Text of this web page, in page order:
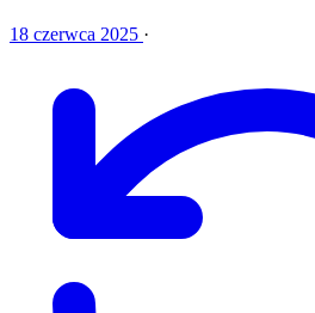
18 czerwca 2025 ·